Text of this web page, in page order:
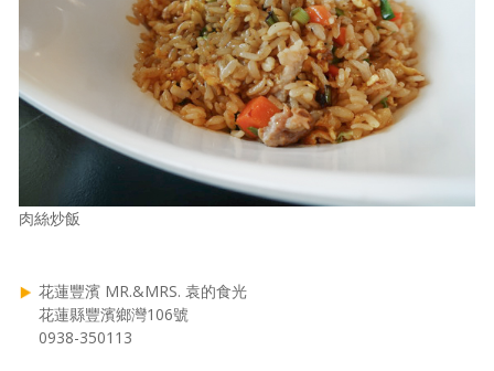
肉絲炒飯
花蓮豐濱 MR.&MRS. 袁的食光
花蓮縣豐濱鄉灣106號
0938-350113